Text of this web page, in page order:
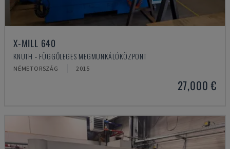
X-MILL 640
KNUTH - FÜGGŐLEGES MEGMUNKÁLÓKÖZPONT
NÉMETORSZÁG 2015
27,000 €